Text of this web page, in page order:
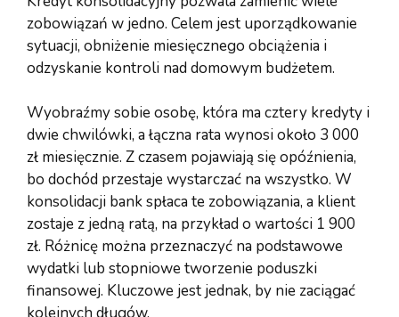
zobowiązań w jedno. Celem jest uporządkowanie
sytuacji, obniżenie miesięcznego obciążenia i
odzyskanie kontroli nad domowym budżetem.
Wyobraźmy sobie osobę, która ma cztery kredyty i
dwie chwilówki, a łączna rata wynosi około 3 000
zł miesięcznie. Z czasem pojawiają się opóźnienia,
bo dochód przestaje wystarczać na wszystko. W
konsolidacji bank spłaca te zobowiązania, a klient
zostaje z jedną ratą, na przykład o wartości 1 900
zł. Różnicę można przeznaczyć na podstawowe
wydatki lub stopniowe tworzenie poduszki
finansowej. Kluczowe jest jednak, by nie zaciągać